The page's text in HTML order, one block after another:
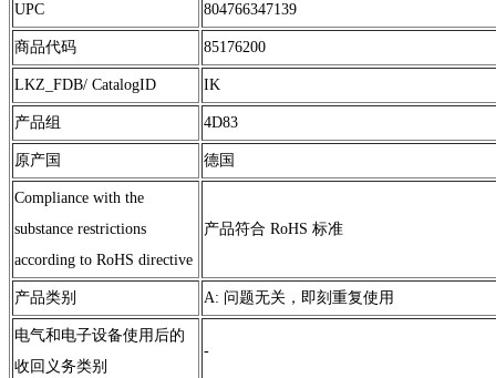
UPC 804766347139
商品代码 85176200
LKZ_FDB/ CatalogID IK
产品组 4D83
原产国 德国
Compliance with the
substance restrictions
according to RoHS directive
产品符合 RoHS 标准
产品类别 A: 问题无关，即刻重复使用
电气和电子设备使用后的
收回义务类别
-